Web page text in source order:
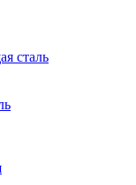
сталь